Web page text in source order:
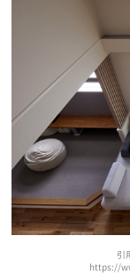
引
https://